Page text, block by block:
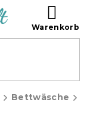
Bettwäsche